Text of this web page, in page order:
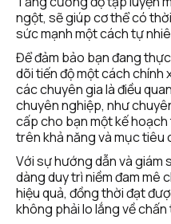
ngột, sẽ giúp cơ thể có
sức mạnh một cách tự
Để đảm bảo bạn đang
dõi tiến độ một cách chính
các chuyên gia là điều
chuyên nghiệp, như
cấp cho bạn một kế
trên khả năng và mục tiêu
Với sự hướng dẫn và giám
dàng duy trì niềm đam mê
hiệu quả, đồng thời đạt
không phải lo lắng về